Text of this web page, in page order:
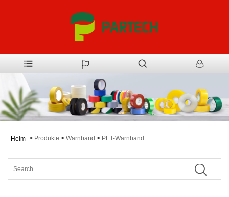
Heim > Produkte > Warnband > PET-Warnband